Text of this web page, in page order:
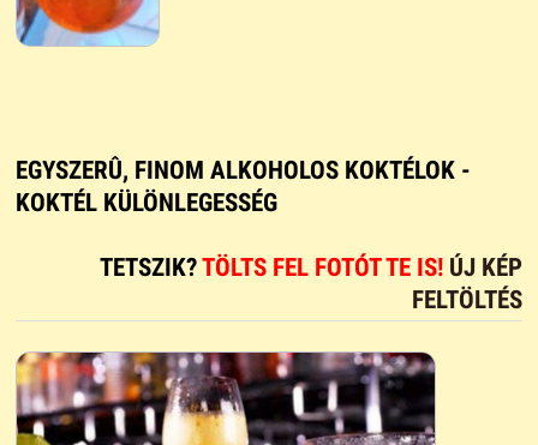
EGYSZERÛ, FINOM ALKOHOLOS KOKTÉLOK -
KOKTÉL KÜLÖNLEGESSÉG
TETSZIK?TÖLTS FEL FOTÓT TE IS! ÚJ KÉP
FELTÖLTÉS